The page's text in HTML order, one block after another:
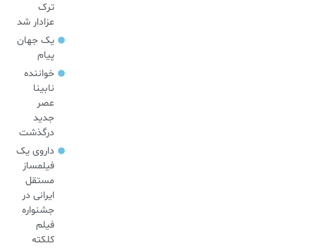
ترک
عزادار شد
یک جهان
پیام
خواننده
نابینا
عصر
جدید
درگذشت
داروی یک
فیلمساز
مستقل
ایرانی در
جشنواره
فیلم
کلکته